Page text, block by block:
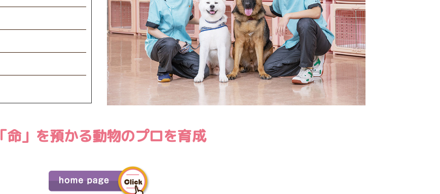
「命」を預かる動物のプロを育成